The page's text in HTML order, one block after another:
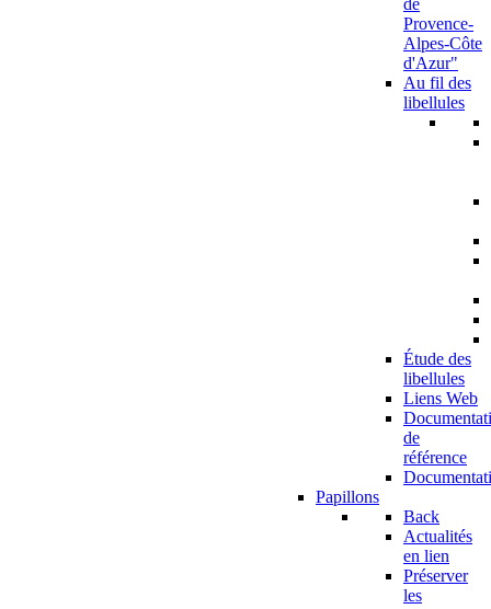
de
Provence-
Alpes-Côte
d'Azur"
Au fil des
libellules
Étude des
libellules
Liens Web
de
référence
Papillons
Back
Actualités
en lien
Préserver
les